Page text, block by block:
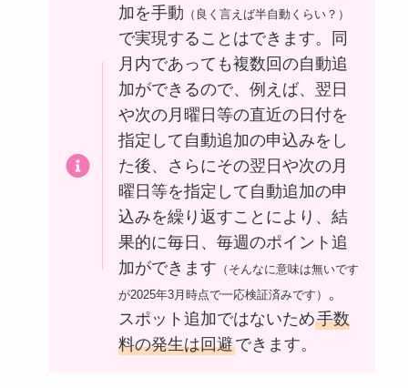
加を手動 （良く言えば半自動くらい？）
で実現することはできます。同
月内であっても複数回の自動追
加ができるので、例えば、翌日
や次の月曜日等の直近の日付を
指定して自動追加の申込みをし
た後、さらにその翌日や次の月
曜日等を指定して自動追加の申
込みを繰り返すことにより、結
果的に毎日、毎週のポイント追
加ができます （そんなに意味は無いです
が2025年3月時点で一応検証済みです）
。
スポット追加ではないため手数
料の発生は回避できます。